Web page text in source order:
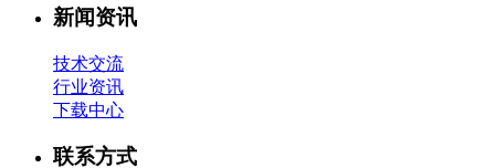
新闻资讯
技术交流
行业资讯
下载中心
联系方式